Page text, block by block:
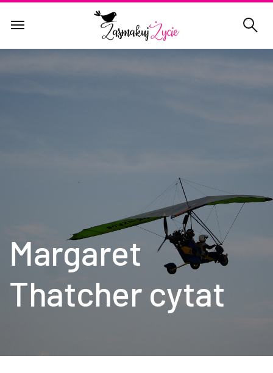
Margaret
Thatcher cytat